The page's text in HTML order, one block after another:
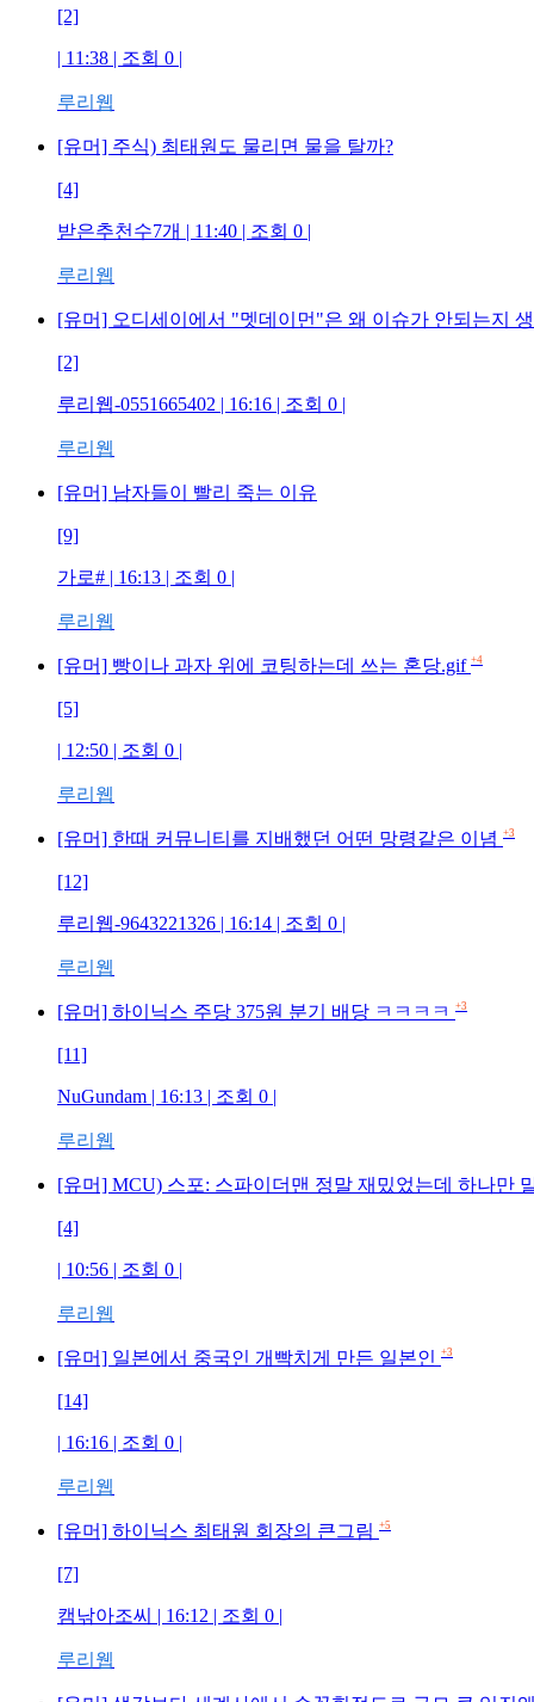
[2]
| 11:38 | 조회 0 |
루리웹
[유머] 주식) 최태원도 물리면 물을 탈까?
[4]
받은추천수7개 | 11:40 | 조회 0 |
루리웹
[유머] 오디세이에서 "멧데이먼"은 왜 이슈가 안되는지
[2]
루리웹-0551665402 | 16:16 | 조회 0 |
루리웹
[유머] 남자들이 빨리 죽는 이유
[9]
가로# | 16:13 | 조회 0 |
루리웹
[유머] 빵이나 과자 위에 코팅하는데 쓰는 혼당.gif +4
[5]
| 12:50 | 조회 0 |
루리웹
[유머] 한때 커뮤니티를 지배했던 어떤 망령같은 이념 +3
[12]
루리웹-9643221326 | 16:14 | 조회 0 |
루리웹
[유머] 하이닉스 주당 375원 분기 배당 ㅋㅋㅋㅋ +3
[11]
NuGundam | 16:13 | 조회 0 |
루리웹
[유머] MCU) 스포: 스파이더맨 정말 재밌었는데 하나만
[4]
| 10:56 | 조회 0 |
루리웹
[유머] 일본에서 중국인 개빡치게 만든 일본인 +3
[14]
| 16:16 | 조회 0 |
루리웹
[유머] 하이닉스 최태원 회장의 큰그림 +5
[7]
캠낚아조씨 | 16:12 | 조회 0 |
루리웹